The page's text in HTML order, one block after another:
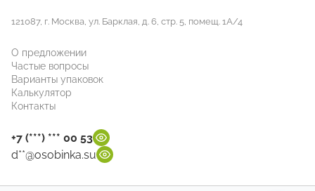
121087, г. Москва, ул. Барклая, д. 6, стр. 5, помещ. 1А/4
О предложении
Частые вопросы
Варианты упаковок
Калькулятор
Контакты
+7 (***) *** 00 53
d**@osobinka.su